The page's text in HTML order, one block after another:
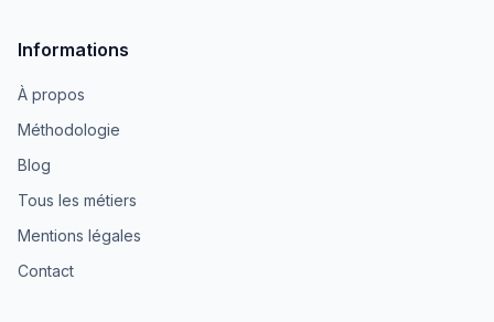
Informations
À propos
Méthodologie
Blog
Tous les métiers
Mentions légales
Contact